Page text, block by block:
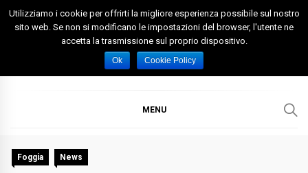
Skip
Spazio Foggia
Foggia News Calcio Eventi e Attività nella Capitanata
MENU
Foggia News
Utilizziamo i cookie per offrirti la migliore esperienza possibile sul nostro
sito web. Se non si modificano le impostazioni del browser, l'utente ne
accetta la trasmissione sul proprio dispositivo.
Ok Cookie Policy